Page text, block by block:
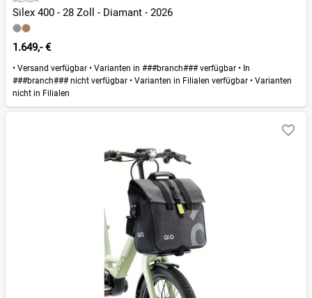
Silex 400 - 28 Zoll - Diamant - 2026
1.649,- €
• Versand verfügbar • Varianten in ###branch### verfügbar • In
###branch### nicht verfügbar • Varianten in Filialen verfügbar • Varianten
nicht in Filialen